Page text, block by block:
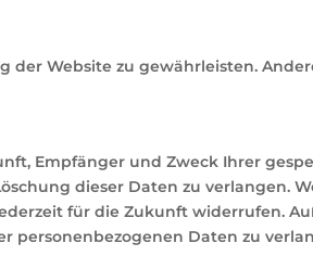
Website zu gewährleisten.
Empfänger und Zweck Ihrer
dieser Daten zu verlangen.
für die Zukunft widerrufen.
Daten zu